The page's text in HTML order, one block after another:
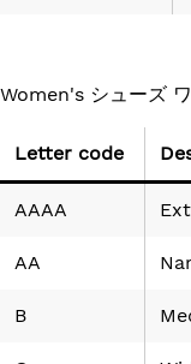
Women's シューズ
Letter code
AAAA
AA
B